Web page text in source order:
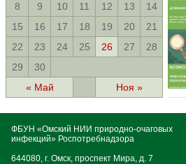
« Май Ноя »
8
9 10 11 12 13
14
15
16 17 18 19 20
21
22
23 24 25 26 27
28
29
30
ФБУН «Омский НИИ природно-очаговых
инфекций» Роспотребнадзора
644080, г. Омск, проспект Мира, д. 7